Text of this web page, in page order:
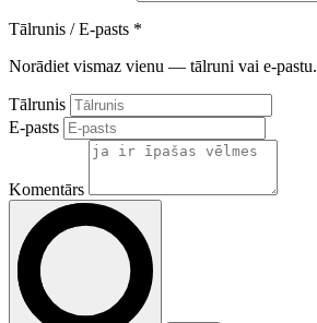
Tālrunis / E-pasts *
Norādiet vismaz vienu — tālruni vai e-pastu.
Tālrunis
E-pasts
Komentārs